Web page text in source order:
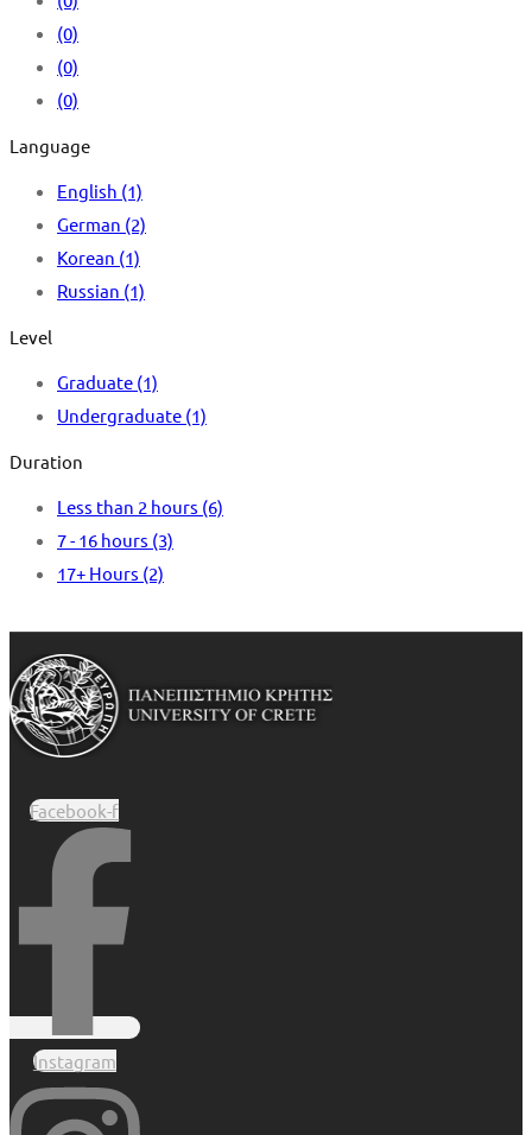
(0)
(0)
(0)
Language
English (1)
German (2)
Korean (1)
Russian (1)
Level
Graduate (1)
Undergraduate (1)
Duration
Less than 2 hours (6)
7 - 16 hours (3)
17+ Hours (2)
Facebook-f
Instagram